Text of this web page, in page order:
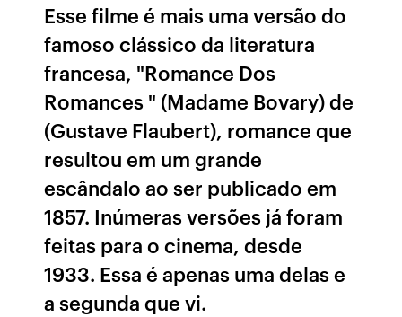
Esse filme é mais uma versão do
famoso clássico da literatura
francesa, "Romance Dos
Romances " (Madame Bovary) de
(Gustave Flaubert), romance que
resultou em um grande
escândalo ao ser publicado em
1857. Inúmeras versões já foram
feitas para o cinema, desde
1933. Essa é apenas uma delas e
a segunda que vi.